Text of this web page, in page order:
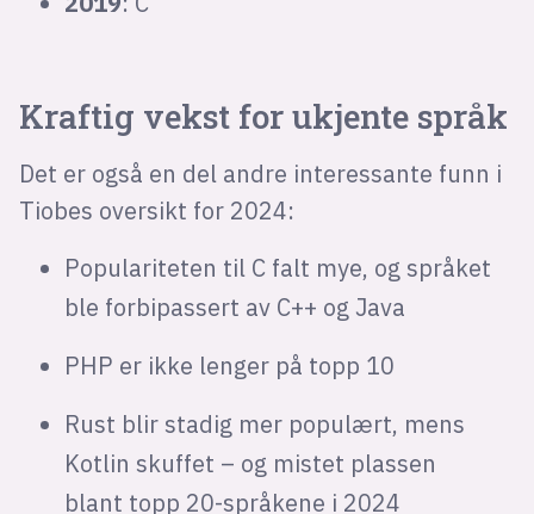
Kraftig vekst for ukjente språk
Det er også en del andre interessante funn i
Tiobes oversikt for 2024:
Populariteten til C falt mye, og språket
ble forbipassert av C++ og Java
PHP er ikke lenger på topp 10
Rust blir stadig mer populært, mens
Kotlin skuffet – og mistet plassen
blant topp 20-språkene i 2024